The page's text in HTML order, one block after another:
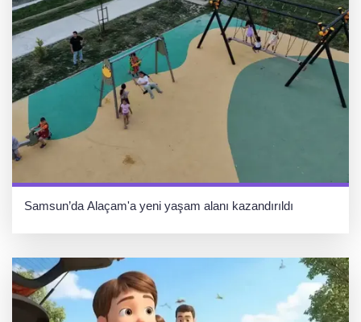
Samsun’da Alaçam'a yeni yaşam alanı kazandırıldı